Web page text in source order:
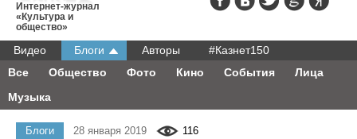
Интернет-журнал
«Культура и
общество»
Видео Блоги Авторы
#Казнет150
Все
Общество Фото Кино События
Лица
Музыка
Блоги 28 января 2019 116